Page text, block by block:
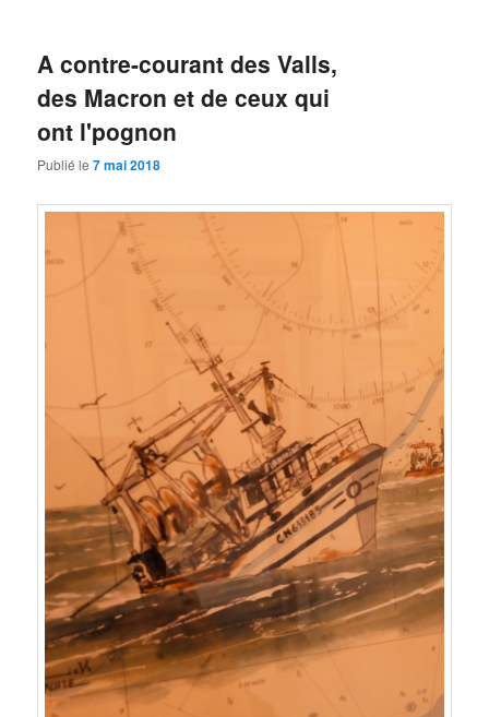
A contre-courant des Valls,
des Macron et de ceux qui
ont l'pognon
Publié le7 mai 2018